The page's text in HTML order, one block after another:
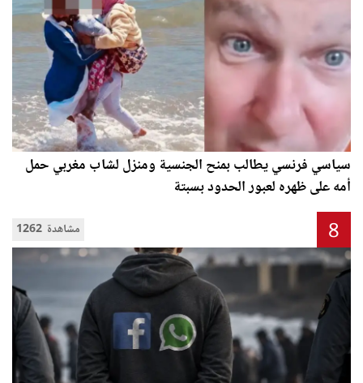
سياسي فرنسي يطالب بمنح الجنسية ومنزل لشاب مغربي حمل
أمه على ظهره لعبور الحدود بسبتة
1262 مشاهدة 8